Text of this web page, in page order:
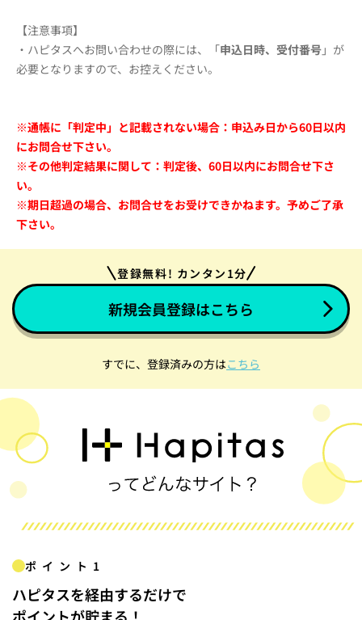
【注意事項】
・ハピタスへお問い合わせの際には、「申込日時、受付番号」が
必要となりますので、お控えください。
※通帳に「判定中」と記載されない場合：申込み日から60日以内
にお問合せ下さい。
※その他判定結果に関して：判定後、60日以内にお問合せ下さ
い。
※期日超過の場合、お問合せをお受けできかねます。予めご了承
下さい。
登録無料! カンタン1分
新規会員登録はこちら
すでに、登録済みの方はこちら
ポイント1
ハピタスを経由するだけで
ポイントが貯まる！